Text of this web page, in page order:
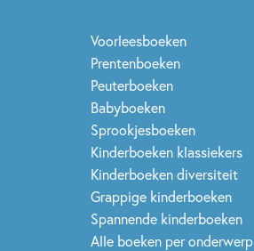
Voorleesboeken
Prentenboeken
Peuterboeken
Babyboeken
Sprookjesboeken
Kinderboeken klassiekers
Kinderboeken diversiteit
Grappige kinderboeken
Spannende kinderboeken
Alle boeken per onderwerp